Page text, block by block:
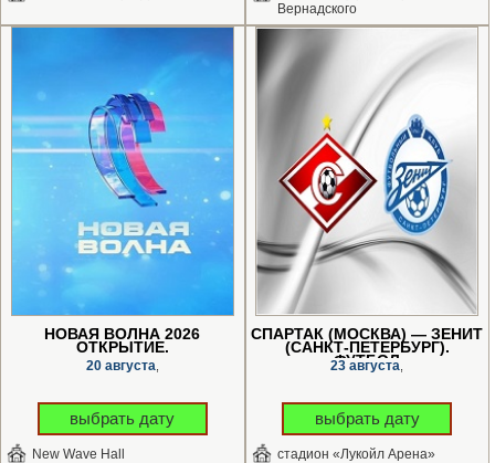
Вернадского
НОВАЯ ВОЛНА 2026
ОТКРЫТИЕ.
20 августа
выбрать дату
New Wave Hall
СПАРТАК (МОСКВА) — ЗЕНИТ
(САНКТ-ПЕТЕРБУРГ).
ФУТБОЛ
23 августа
выбрать дату
стадион «Лукойл Арена»